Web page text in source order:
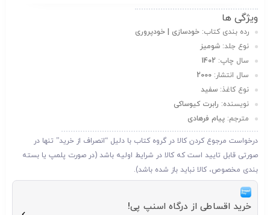
ویژگی ها
رده بندی کتاب: خودسازی | خودپروری
نوع جلد: شومیز
سال چاپ: 1402
سال انتشار: 2000
نوع کاغذ: سفید
نویسنده: رابرت کیوساکی
مترجم: پیام فرهادی
درخواست مرجوع کردن کالا در گروه کتاب با دلیل “انصراف از خرید” تنها در
صورتی قابل تایید است که کالا در شرایط اولیه باشد (در صورت پلمپ یا بسته
بندی مخصوص، کالا نباید باز شده باشد).
خرید اقساطی از درگاه اسنپ پی!